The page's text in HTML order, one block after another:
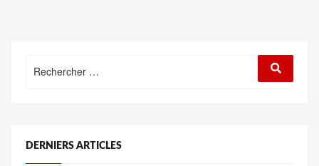
DERNIERS ARTICLES